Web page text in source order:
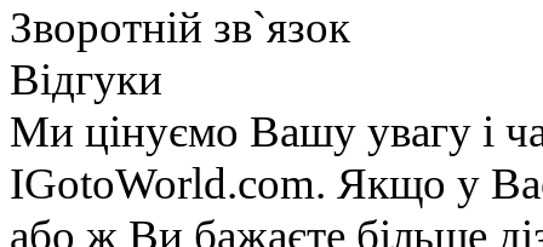
Зворотній зв`язок
Відгуки
Ми цінуємо Вашу увагу і
IGotoWorld.com. Якщо у
або ж Ви бажаєте більше